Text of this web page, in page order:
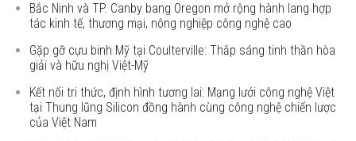
Bắc Ninh và TP. Canby bang Oregon mở rộng hành lang hợp
tác kinh tế, thương mại, nông nghiệp công nghệ cao
Gặp gỡ cựu binh Mỹ tại Coulterville: Thắp sáng tinh thần hòa
giải và hữu nghị Việt-Mỹ
Kết nối tri thức, định hình tương lai: Mạng lưới công nghệ Việt
tại Thung lũng Silicon đồng hành cùng công nghệ chiến lược
của Việt Nam